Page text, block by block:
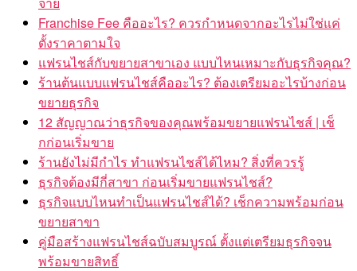
Franchise Fee คืออะไร? ควรกำหนดจากอะไรไม่ใช่แค่
ตั้งราคาตามใจ
แฟรนไชส์กับขยายสาขาเอง แบบไหนเหมาะกับธุรกิจคุณ?
ร้านต้นแบบแฟรนไชส์คืออะไร? ต้องเตรียมอะไรบ้างก่อน
ขยายธุรกิจ
12 สัญญาณว่าธุรกิจของคุณพร้อมขยายแฟรนไชส์ | เช็
กก่อนเริ่มขาย
ร้านยังไม่มีกำไร ทำแฟรนไชส์ได้ไหม? สิ่งที่ควรรู้
ธุรกิจต้องมีกี่สาขา ก่อนเริ่มขายแฟรนไชส์?
ธุรกิจแบบไหนทำเป็นแฟรนไชส์ได้? เช็กความพร้อมก่อน
ขยายสาขา
คู่มือสร้างแฟรนไชส์ฉบับสมบูรณ์ ตั้งแต่เตรียมธุรกิจจน
พร้อมขายสิทธิ์